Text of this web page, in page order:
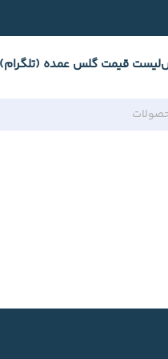
لیست قیمت گلس عمده